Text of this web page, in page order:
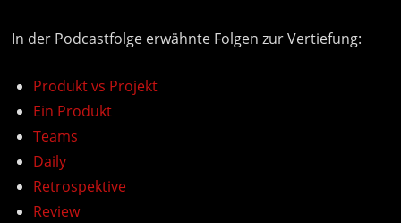
In der Podcastfolge erwähnte Folgen zur Vertiefung:
Produkt vs Projekt
Ein Produkt
Teams
Daily
Retrospektive
Review